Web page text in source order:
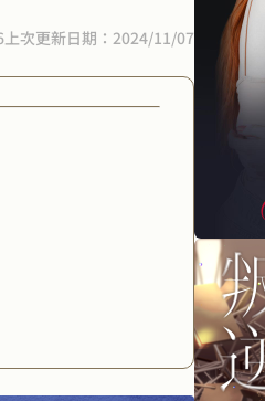
上次更新日期：2024/11/07